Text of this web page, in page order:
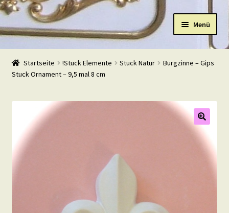
Navigation
Zum
Inhalt
Menü
Start
Shop
Warenkorb
Mein Konto
Startseite !Stuck Elemente Stuck Natur
Burgzinne – Gips
Stuck Ornament – 9,5 mal 8 cm